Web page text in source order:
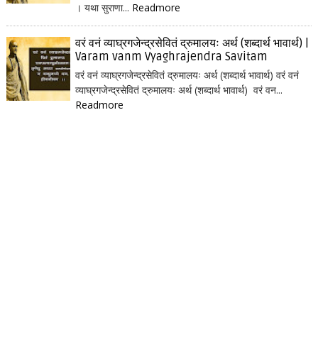
। यथा सुराणा... Readmore
वरं वनं व्याघ्रगजेन्द्रसेवितं द्रुमालयः अर्थ (शब्दार्थ भावार्थ) |
Varam vanm Vyaghrajendra Savitam
वरं वनं व्याघ्रगजेन्द्रसेवितं द्रुमालयः अर्थ (शब्दार्थ भावार्थ) वरं वनं
व्याघ्रगजेन्द्रसेवितं द्रुमालयः अर्थ (शब्दार्थ भावार्थ) वरं वन...
Readmore